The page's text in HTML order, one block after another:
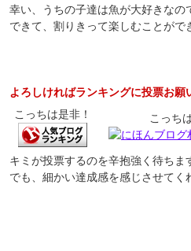
幸い、うちの子達は魚が大好きな
できて、割りきって楽しむことがで
よろしければランキングに投票お願
こっちは是非！
こっち
キミが投票するのを辛抱強く待ちま
でも、細かい達成感を感じさせてく